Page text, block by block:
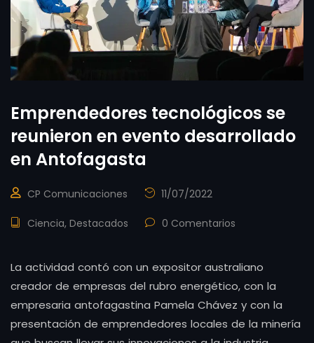
Emprendedores tecnológicos se
reunieron en evento desarrollado
en Antofagasta
CP Comunicaciones 11/07/2022
Ciencia, Destacados 0 Comentarios
La actividad contó con un expositor australiano
creador de empresas del rubro energético, con la
empresaria antofagastina Pamela Chávez y con la
presentación de emprendedores locales de la minería